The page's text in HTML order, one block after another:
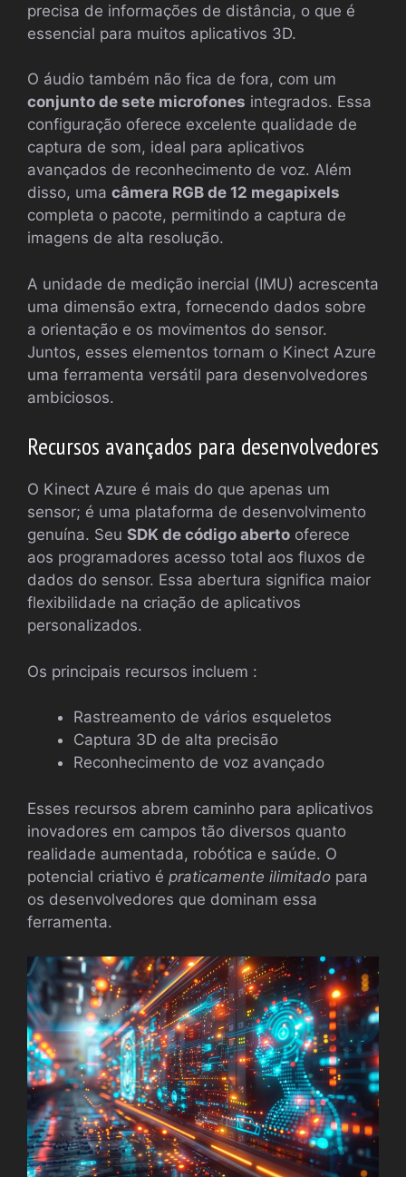
precisa de informações de distância, o que é
essencial para muitos aplicativos 3D.
O áudio também não fica de fora, com um
conjunto de sete microfones integrados. Essa
configuração oferece excelente qualidade de
captura de som, ideal para aplicativos
avançados de reconhecimento de voz. Além
disso, uma câmera RGB de 12 megapixels
completa o pacote, permitindo a captura de
imagens de alta resolução.
A unidade de medição inercial (IMU) acrescenta
uma dimensão extra, fornecendo dados sobre
a orientação e os movimentos do sensor.
Juntos, esses elementos tornam o Kinect Azure
uma ferramenta versátil para desenvolvedores
ambiciosos.
Recursos avançados para desenvolvedores
O Kinect Azure é mais do que apenas um
sensor; é uma plataforma de desenvolvimento
genuína. Seu SDK de código aberto oferece
aos programadores acesso total aos fluxos de
dados do sensor. Essa abertura significa maior
flexibilidade na criação de aplicativos
personalizados.
Os principais recursos incluem :
Rastreamento de vários esqueletos
Captura 3D de alta precisão
Reconhecimento de voz avançado
Esses recursos abrem caminho para aplicativos
inovadores em campos tão diversos quanto
realidade aumentada, robótica e saúde. O
potencial criativo é praticamente ilimitado para
os desenvolvedores que dominam essa
ferramenta.